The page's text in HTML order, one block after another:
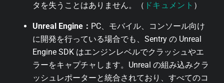
タを失うことはありません。（ ドキュメント ）
Unreal Engine： PC、モバイル、コンソール向け
に開発を行っている場合でも、Sentry の Unreal
Engine SDK はエンジンレベルでクラッシュやエ
ラーをキャプチャします。Unreal の組み込みクラ
ッシュレポーターと統合されており、すべてのコ